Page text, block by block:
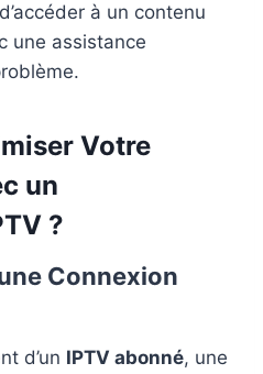
à un contenu
une assistance
Votre
un
?
Connexion
d’un IPTV abonné, une